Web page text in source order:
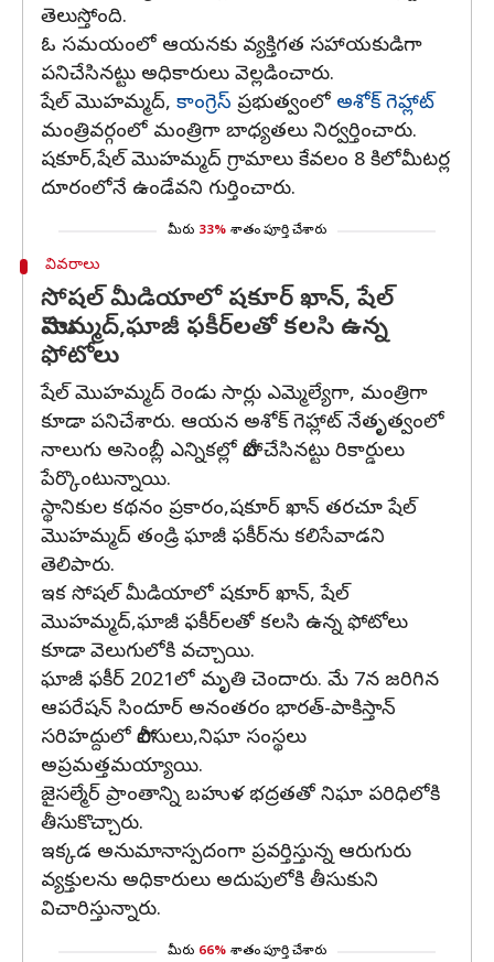
తెలుస్తోంది.
ఓ సమయంలో ఆయనకు వ్యక్తిగత సహాయకుడిగా
పనిచేసినట్టు అధికారులు వెల్లడించారు.
షేల్ మొహమ్మద్, కాంగ్రెస్ ప్రభుత్వంలో అశోక్ గెహ్లాట్
మంత్రివర్గంలో మంత్రిగా బాధ్యతలు నిర్వర్తించారు.
షకూర్,షేల్ మొహమ్మద్ గ్రామాలు కేవలం 8 కిలోమీటర్ల
దూరంలోనే ఉండేవని గుర్తించారు.
మీరు 33% శాతం పూర్తి చేశారు
వివరాలు
సోషల్ మీడియాలో షకూర్ ఖాన్, షేల్
మొహమ్మద్,ఘాజీ ఫకీర్‌లతో కలసి ఉన్న
ఫోటోలు
షేల్ మొహమ్మద్ రెండు సార్లు ఎమ్మెల్యేగా, మంత్రిగా
కూడా పనిచేశారు. ఆయన అశోక్ గెహ్లాట్ నేతృత్వంలో
నాలుగు అసెంబ్లీ ఎన్నికల్లో పోటీ చేసినట్టు రికార్డులు
పేర్కొంటున్నాయి.
స్థానికుల కథనం ప్రకారం,షకూర్ ఖాన్ తరచూ షేల్
మొహమ్మద్ తండ్రి ఘాజీ ఫకీర్‌ను కలిసేవాడని
తెలిపారు.
ఇక సోషల్ మీడియాలో షకూర్ ఖాన్, షేల్
మొహమ్మద్,ఘాజీ ఫకీర్‌లతో కలసి ఉన్న ఫోటోలు
కూడా వెలుగులోకి వచ్చాయి.
ఘాజీ ఫకీర్ 2021లో మృతి చెందారు. మే 7న జరిగిన
ఆపరేషన్ సిందూర్ అనంతరం భారత్-పాకిస్తాన్
సరిహద్దులో పోలీసులు,నిఘా సంస్థలు
అప్రమత్తమయ్యాయి.
జైసల్మేర్ ప్రాంతాన్ని బహుళ భద్రతతో నిఘా పరిధిలోకి
తీసుకొచ్చారు.
ఇక్కడ అనుమానాస్పదంగా ప్రవర్తిస్తున్న ఆరుగురు
వ్యక్తులను అధికారులు అదుపులోకి తీసుకుని
విచారిస్తున్నారు.
మీరు 66% శాతం పూర్తి చేశారు